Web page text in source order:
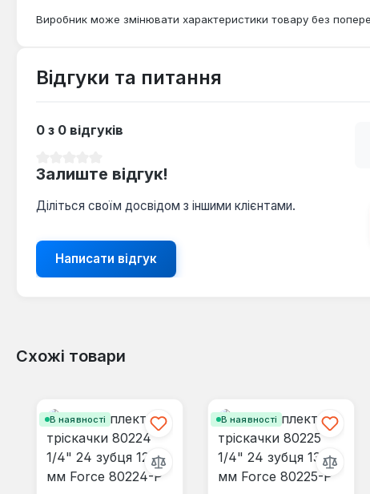
Виробник може змінювати характеристики товару без
Відгуки та питання
0 з 0 відгуків
Залиште відгук!
Діліться своїм досвідом з іншими клієнтами.
Написати відгук
Схожі товари
В наявності В наявності